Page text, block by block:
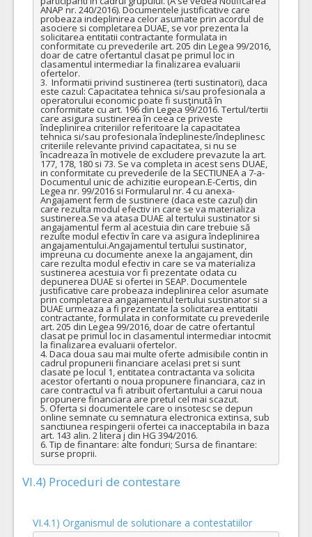
ANAP nr. 240/2016). Documentele justificative care
probeaza indeplinirea celor asumate prin acordul de
asociere si completarea DUAE, se vor prezenta la
solicitarea entitatii contractante formulata in
conformitate cu prevederile art. 205 din Legea 99/2016,
doar de catre ofertantul clasat pe primul loc in
clasamentul intermediar la finalizarea evaluarii
ofertelor.
3.  Informatii privind sustinerea (terti sustinatori), daca
este cazul: Capacitatea tehnica si/sau profesionala a
operatorului economic poate fi susţinută în
conformitate cu art. 196 din Legea 99/2016. Tertul/tertii
care asigura sustinerea în ceea ce priveste
îndeplinirea criteriilor referitoare la capacitatea
tehnica si/sau profesionala îndeplineste/îndeplinesc
criteriile relevante privind capacitatea, si nu se
încadreaza în motivele de excludere prevazute la art.
177, 178, 180 si 73. Se va completa in acest sens DUAE,
in conformitate cu prevederile de la SECTIUNEA a 7-a-
Documentul unic de achizitie european.E-Certis, din
Legea nr. 99/2016 si Formularul nr. 4 cu anexa-
Angajament ferm de sustinere (daca este cazul) din
care rezulta modul efectiv in care se va materializa
sustinerea.Se va atasa DUAE al tertului sustinator si
angajamentul ferm al acestuia din care trebuie să
rezulte modul efectiv în care va asigura îndeplinirea
angajamentului.Angajamentul tertului sustinator,
impreuna cu documente anexe la angajament, din
care rezulta modul efectiv in care se va materializa
sustinerea acestuia vor fi prezentate odata cu
depunerea DUAE si ofertei in SEAP. Documentele
justificative care probeaza indeplinirea celor asumate
prin completarea angajamentul tertului sustinator si a
DUAE urmeaza a fi prezentate la solicitarea entitatii
contractante, formulata in conformitate cu prevederile
art. 205 din Legea 99/2016, doar de catre ofertantul
clasat pe primul loc in clasamentul intermediar intocmit
la finalizarea evaluarii ofertelor.
4. Daca doua sau mai multe oferte admisibile contin in
cadrul propunerii financiare acelasi pret si sunt
clasate pe locul 1, entitatea contractanta va solicita
acestor ofertanti o noua propunere financiara, caz in
care contractul va fi atribuit ofertantului a carui noua
propunere financiara are pretul cel mai scazut.
5. Oferta si documentele care o insotesc se depun
online semnate cu semnatura electronica extinsa, sub
sanctiunea respingerii ofertei ca inacceptabila in baza
art. 143 alin. 2 litera j din HG 394/2016.
6. Tip de finantare: alte fonduri; Sursa de finantare:
surse proprii.
VI.4) Proceduri de contestare
VI.4.1) Organismul de solutionare a contestatiilor